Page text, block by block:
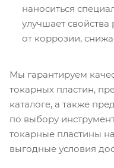
наноситься
улучшает
от коррозии,
Мы гарантируем
токарных пластин,
каталоге, а также
по выбору
токарные пластины
выгодные условия